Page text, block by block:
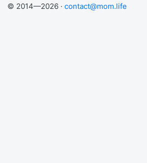
© 2014—2026 · contact@mom.life